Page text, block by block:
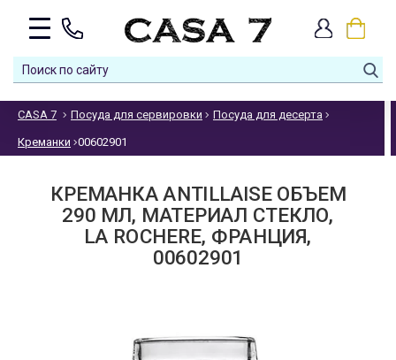
CASA 7 Посуда для сервировки Посуда для десерта
Креманки 00602901
КРЕМАНКА ANTILLAISE ОБЪЕМ
290 МЛ, МАТЕРИАЛ СТЕКЛО,
LA ROCHERE, ФРАНЦИЯ,
00602901